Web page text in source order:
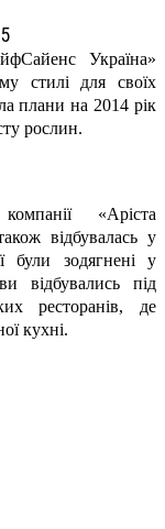
Україна»
стилі для своїх
плани на 2014 рік
рослин.
«Аріста
відбувалась у
були зодягнені у
відбувались під
ресторанів, де
кухні.